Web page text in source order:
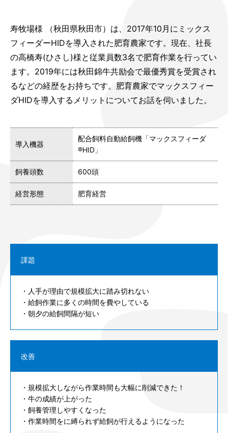
寿牧場様 （秋田県秋田市）は、2017年10月にミックス
フィーダーHIDを導入された肥育農家です。現在、社長
の高橋寿(ひさし)様と従業員数3名で肥育作業を行ってい
ます。2019年には秋田錦牛共励会で最優秀賞を受賞され
るなどの経歴をお持ちです。肥育農家でマックスフィー
ダHIDを導入するメリットについてお話を伺いました。
導入機器
配合飼料自動給飼機「マックスフィーダ
®HID」
飼養頭数 600頭
経営形態 肥育経営
課題
・人手が理由で規模拡大に踏み切れない
・給飼作業に多くの時間を費やしている
・朝夕の給飼間隔が短い
改善
・規模拡大しながら作業時間も大幅に削減できた！
・牛の成績が上がった
・飼養管理しやすくなった
・作業時間をに縛られず給飼が行えるようになった